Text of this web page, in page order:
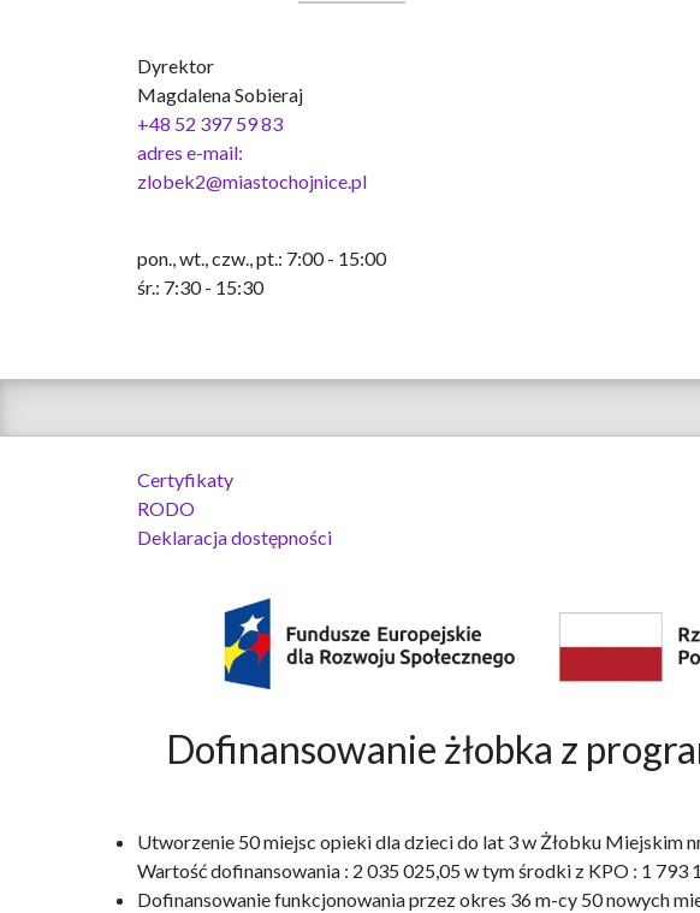
Dyrektor
Magdalena Sobieraj
+48 52 397 59 83
adres e-mail:
zlobek2@miastochojnice.pl
pon., wt., czw., pt.: 7:00 - 15:00
śr.: 7:30 - 15:30
Certyfikaty
RODO
Deklaracja dostępności
Dofinansowanie żłobka z
Utworzenie 50 miejsc opieki dla dzieci do lat 3 w Żłobku Miejskim
Wartość dofinansowania : 2 035 025,05 w tym środki z KPO : 1 793
Dofinansowanie funkcjonowania przez okres 36 m-cy 50 nowych